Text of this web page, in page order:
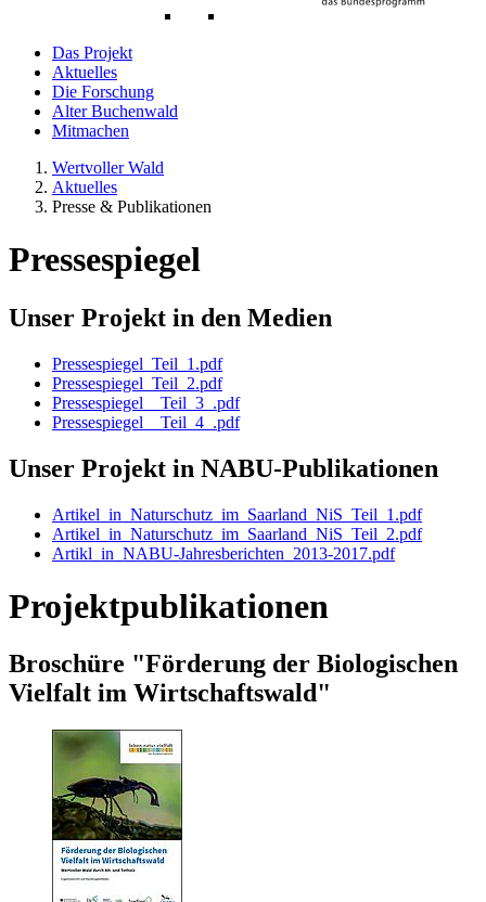
Das Projekt
Aktuelles
Die Forschung
Alter Buchenwald
Mitmachen
Wertvoller Wald
Aktuelles
Presse & Publikationen
Pressespiegel
Unser Projekt in den Medien
Pressespiegel_Teil_1.pdf
Pressespiegel_Teil_2.pdf
Pressespiegel__Teil_3_.pdf
Pressespiegel__Teil_4_.pdf
Unser Projekt in NABU-Publikationen
Artikel_in_Naturschutz_im_Saarland_NiS_Teil_1.pdf
Artikel_in_Naturschutz_im_Saarland_NiS_Teil_2.pdf
Artikl_in_NABU-Jahresberichten_2013-2017.pdf
Projektpublikationen
Broschüre "Förderung der Biologischen
Vielfalt im Wirtschaftswald"